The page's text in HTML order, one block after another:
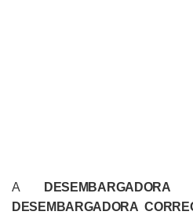
A DESEMBARGADORA
DESEMBARGADORA